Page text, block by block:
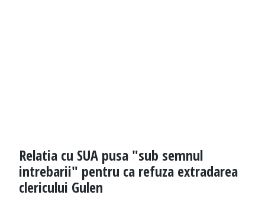
Relatia cu SUA pusa "sub semnul
intrebarii" pentru ca refuza extradarea
clericului Gulen